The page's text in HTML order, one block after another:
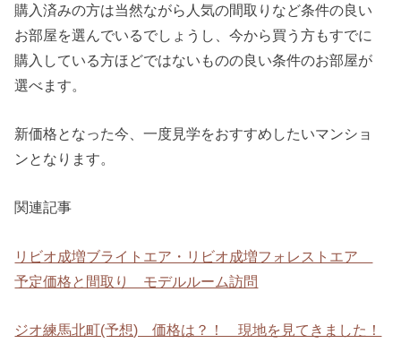
購入済みの方は当然ながら人気の間取りなど条件の良い
お部屋を選んでいるでしょうし、今から買う方もすでに
購入している方ほどではないものの良い条件のお部屋が
選べます。
新価格となった今、一度見学をおすすめしたいマンショ
ンとなります。
関連記事
リビオ成増ブライトエア・リビオ成増フォレストエア
予定価格と間取り モデルルーム訪問
ジオ練馬北町(予想) 価格は？！ 現地を見てきました！